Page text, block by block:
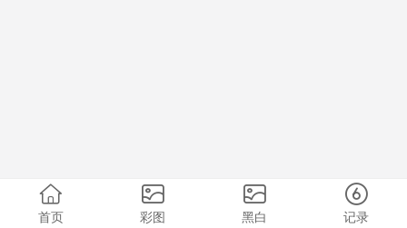
首页 彩图 黑白 记录